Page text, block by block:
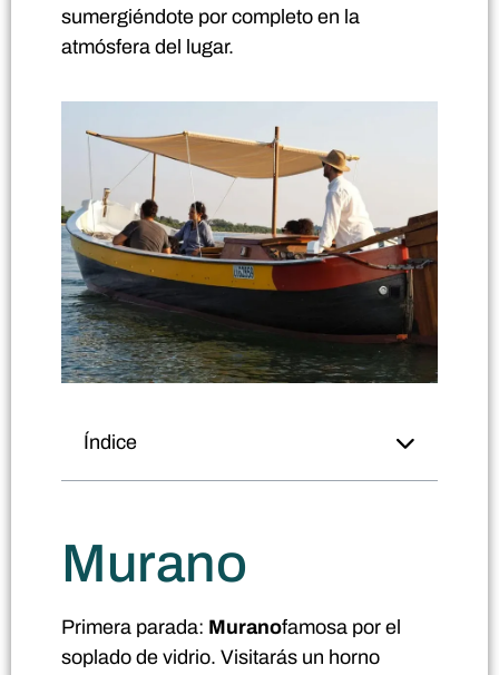
sumergiéndote por completo en la
atmósfera del lugar.
Índice
Murano
Primera parada: Muranofamosa por el
soplado de vidrio. Visitarás un horno